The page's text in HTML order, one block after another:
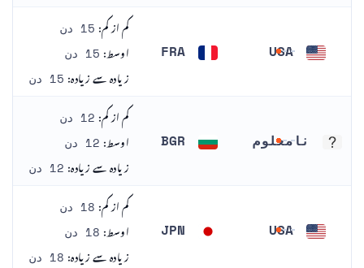
USA
FRA
کم از کم: 15 دن
اوسط: 15 دن
زیادہ سے زیادہ: 15 دن
نامعلوم
کم از کم: 12 دن
اوسط: 12 دن
زیادہ سے زیادہ: 12 دن
USA
کم از کم: 18 دن
اوسط: 18 دن
زیادہ سے زیادہ: 18 دن